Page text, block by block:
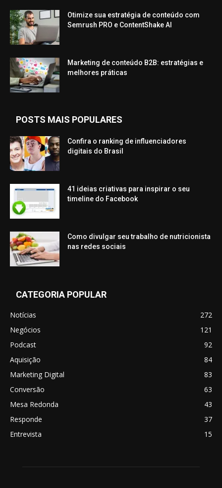
Otimize sua estratégia de conteúdo com
Semrush PRO e ContentShake AI
Marketing de conteúdo B2B: estratégias e
melhores práticas
POSTS MAIS POPULARES
Confira o ranking de influenciadores
digitais do Brasil
41 ideias criativas para inspirar o seu
timeline do Facebook
Como divulgar seu trabalho de nutricionista
nas redes sociais
CATEGORIA POPULAR
Notícias
272
Negócios
121
Podcast
92
Aquisição
84
Marketing Digital
83
Conversão
63
Mesa Redonda
43
Responde
37
Entrevista
15